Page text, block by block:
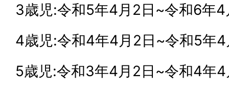
3歳児:令和5年4月2日~令和6年4
4歳児:令和4年4月2日~令和5年4
5歳児:令和3年4月2日~令和4年4